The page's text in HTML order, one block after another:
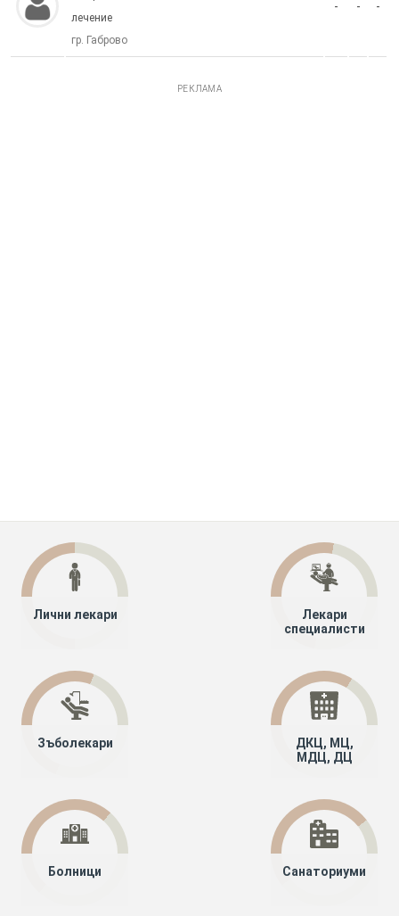
лечение
гр. Габрово
- - -
РЕКЛАМА
Лични лекари
Лекари
специалисти
Зъболекари
ДКЦ, МЦ,
МДЦ, ДЦ
Болници Санаториуми